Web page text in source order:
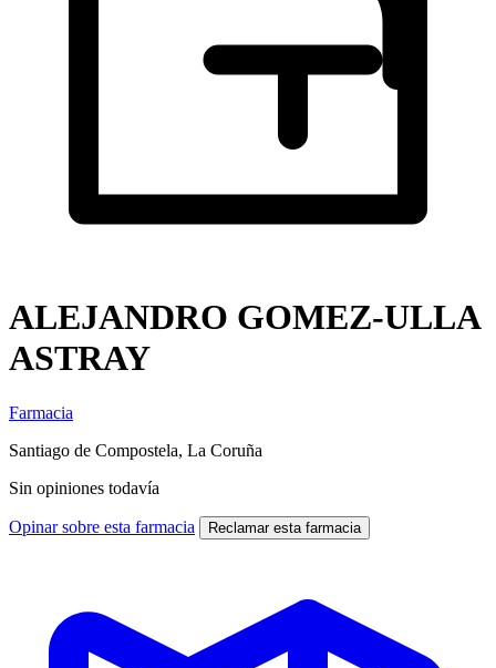
ALEJANDRO GOMEZ-ULLA
ASTRAY
Farmacia
Santiago de Compostela, La Coruña
Sin opiniones todavía
Opinar sobre esta farmacia Reclamar esta farmacia